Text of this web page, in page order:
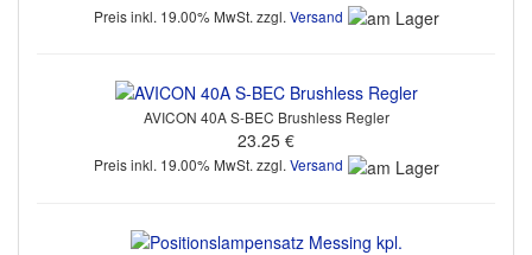
Preis inkl. 19.00% MwSt. zzgl. Versand
AVICON 40A S-BEC Brushless Regler
23.25 €
Preis inkl. 19.00% MwSt. zzgl. Versand